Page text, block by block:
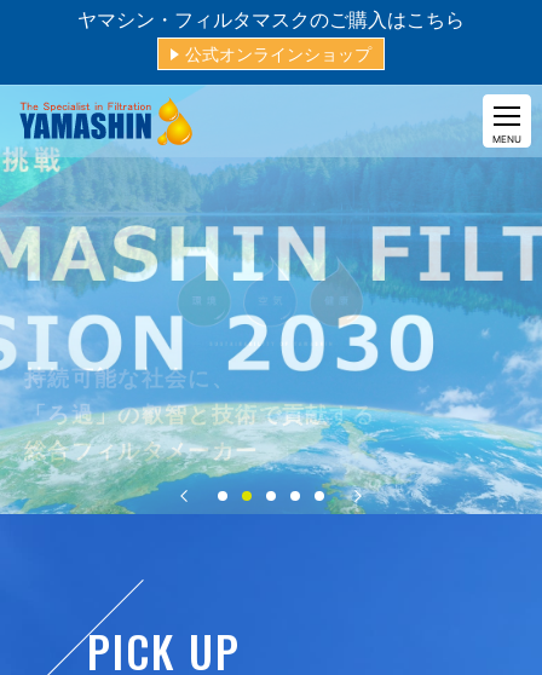
CLOSE
MENU
持続可能な社会に、
「ろ過」の叡智と技術で貢献する
総合フィルタメーカー
PICK UP
ヤマシン・フィルタマスクのご購入はこちら
公式オンラインショップ